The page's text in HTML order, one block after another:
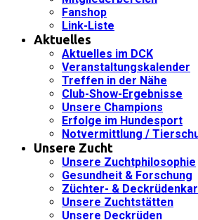
Fanshop
Link-Liste
Aktuelles
Aktuelles im DCK
Veranstaltungskalender
Treffen in der Nähe
Club-Show-Ergebnisse
Unsere Champions
Erfolge im Hundesport
Notvermittlung /
Unsere Zucht
Unsere Zuchtphilosophie
Gesundheit & Forschung
Züchter- &
Unsere Zuchtstätten
Unsere Deckrüden